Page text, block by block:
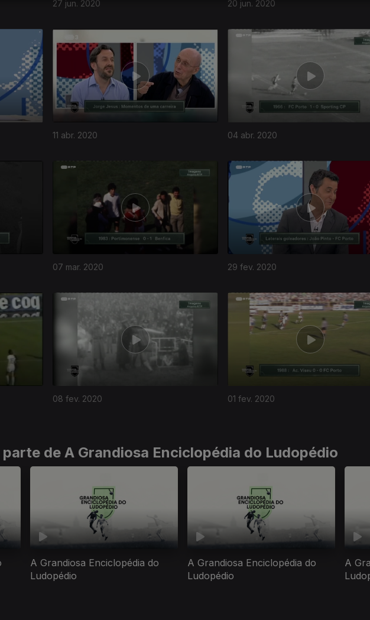
27 jun. 2020 20 jun. 2020
11 abr. 2020 04 abr. 2020
07 mar. 2020 29 fev. 2020
08 fev. 2020 01 fev. 2020
de A Grandiosa Enciclopédia do Ludopédio
A Grandiosa Enciclopédia do
Ludopédio
A Grandiosa Enciclopédia do
Ludopédio
A